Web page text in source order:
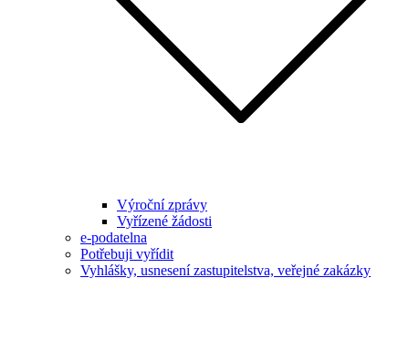
Výroční zprávy
Vyřízené žádosti
e-podatelna
Potřebuji vyřídit
Vyhlášky, usnesení zastupitelstva, veřejné zakázky